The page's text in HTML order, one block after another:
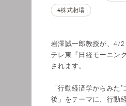
#株式相場
岩澤誠一郎教授が、4/
テレ東『日経モーニン
されます。
「行動経済学からみた
後」をテーマに、行動